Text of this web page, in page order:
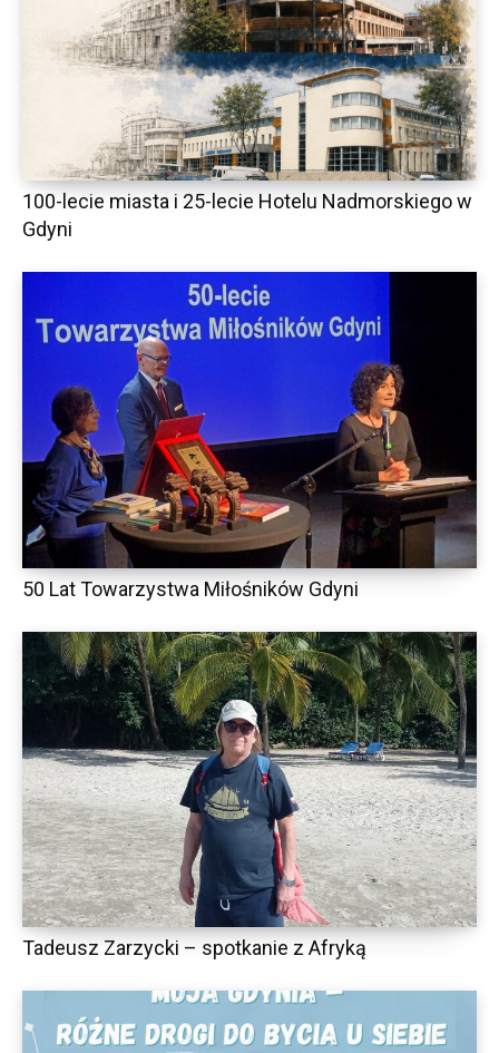
100-lecie miasta i 25-lecie Hotelu Nadmorskiego w
Gdyni
50 Lat Towarzystwa Miłośników Gdyni
Tadeusz Zarzycki – spotkanie z Afryką